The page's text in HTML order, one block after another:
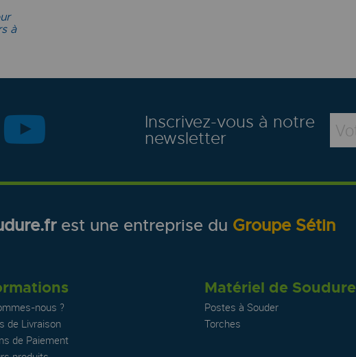
à
Inscrivez-vous à notre
newsletter
est une entreprise du Groupe Sétin
nous ?
de Livraison
de Paiement
Matériel de Soudure
Postes à Souder
Torches